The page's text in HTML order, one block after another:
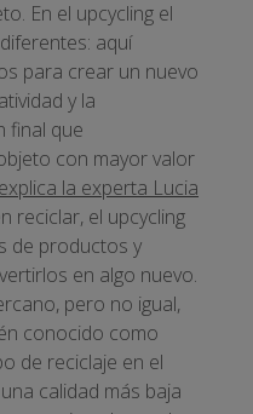
En el upcycling el
aquí
para crear un nuevo
y la
final que
con mayor valor
la experta Lucia
reciclar, el upcycling
de productos y
en algo nuevo.
pero no igual,
conocido como
de reciclaje en el
calidad más baja